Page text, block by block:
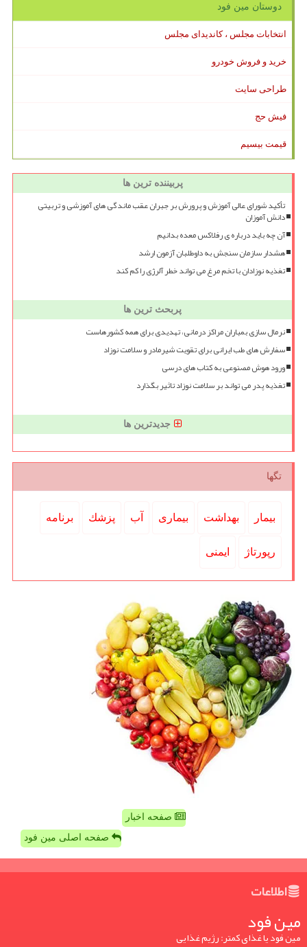
دوستان مین فود
انتخابات مجلس ، کاندیدای مجلس
خرید و فروش خودرو
طراحی سایت
فیش حج
قیمت بیسیم
پربیننده ترین ها
تأکید شورای عالی آموزش و پرورش بر جبران عقب ماندگی های آموزشی و تربیتی
دانش آموزان
آن چه باید درباره ی رفلاکس معده بدانیم
هشدار سازمان سنجش به داوطلبان آزمون ارشد
تغذیه نوزادان با تخم مرغ می تواند خطر آلرژی را کم کند
پربحث ترین ها
نرمال سازی بمباران مراکز درمانی، تهدیدی برای همه کشورهاست
سفارش های طب ایرانی برای تقویت شیرمادر و سلامت نوزاد
ورود هوش مصنوعی به کتاب های درسی
تغذیه پدر می تواند بر سلامت نوزاد تاثیر بگذارد
جدیدترین ها
تگها
بیمار بهداشت بیماری آب پزشك برنامه
رپورتاژ ایمنی
صفحه اخبار
صفحه اصلی مین فود
اطلاعات
مین فود
مین فود یا غذای کمتر: رژیم غذایی